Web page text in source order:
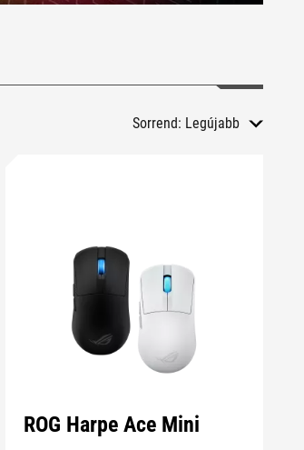
Sorrend: Legújabb
ROG Harpe Ace Mini